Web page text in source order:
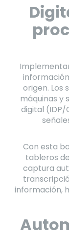
origen. Los
máquinas y
digital
Con esta
tableros
captura
información,